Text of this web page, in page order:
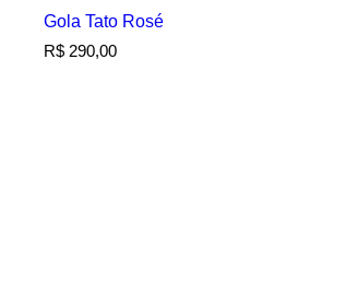
Gola Tato Rosé
R$ 290,00